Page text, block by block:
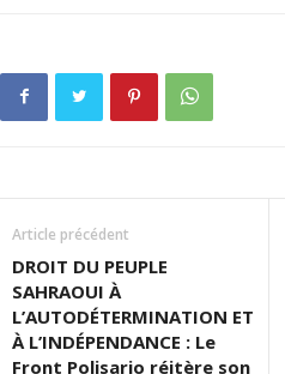
Article précédent
DROIT DU PEUPLE
SAHRAOUI À
L’AUTODÉTERMINATION ET
À L’INDÉPENDANCE : Le
Front Polisario réitère son